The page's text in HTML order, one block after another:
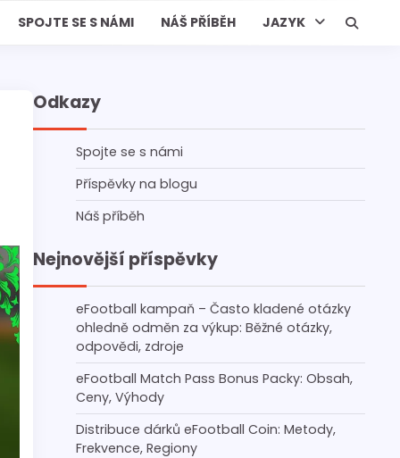
SPOJTE SE S NÁMI NÁŠ PŘÍBĚH JAZYK
Odkazy
Spojte se s námi
Příspěvky na blogu
Náš příběh
Nejnovější příspěvky
eFootball kampaň – Často kladené otázky
ohledně odměn za výkup: Běžné otázky,
odpovědi, zdroje
eFootball Match Pass Bonus Packy: Obsah,
Ceny, Výhody
Distribuce dárků eFootball Coin: Metody,
Frekvence, Regiony